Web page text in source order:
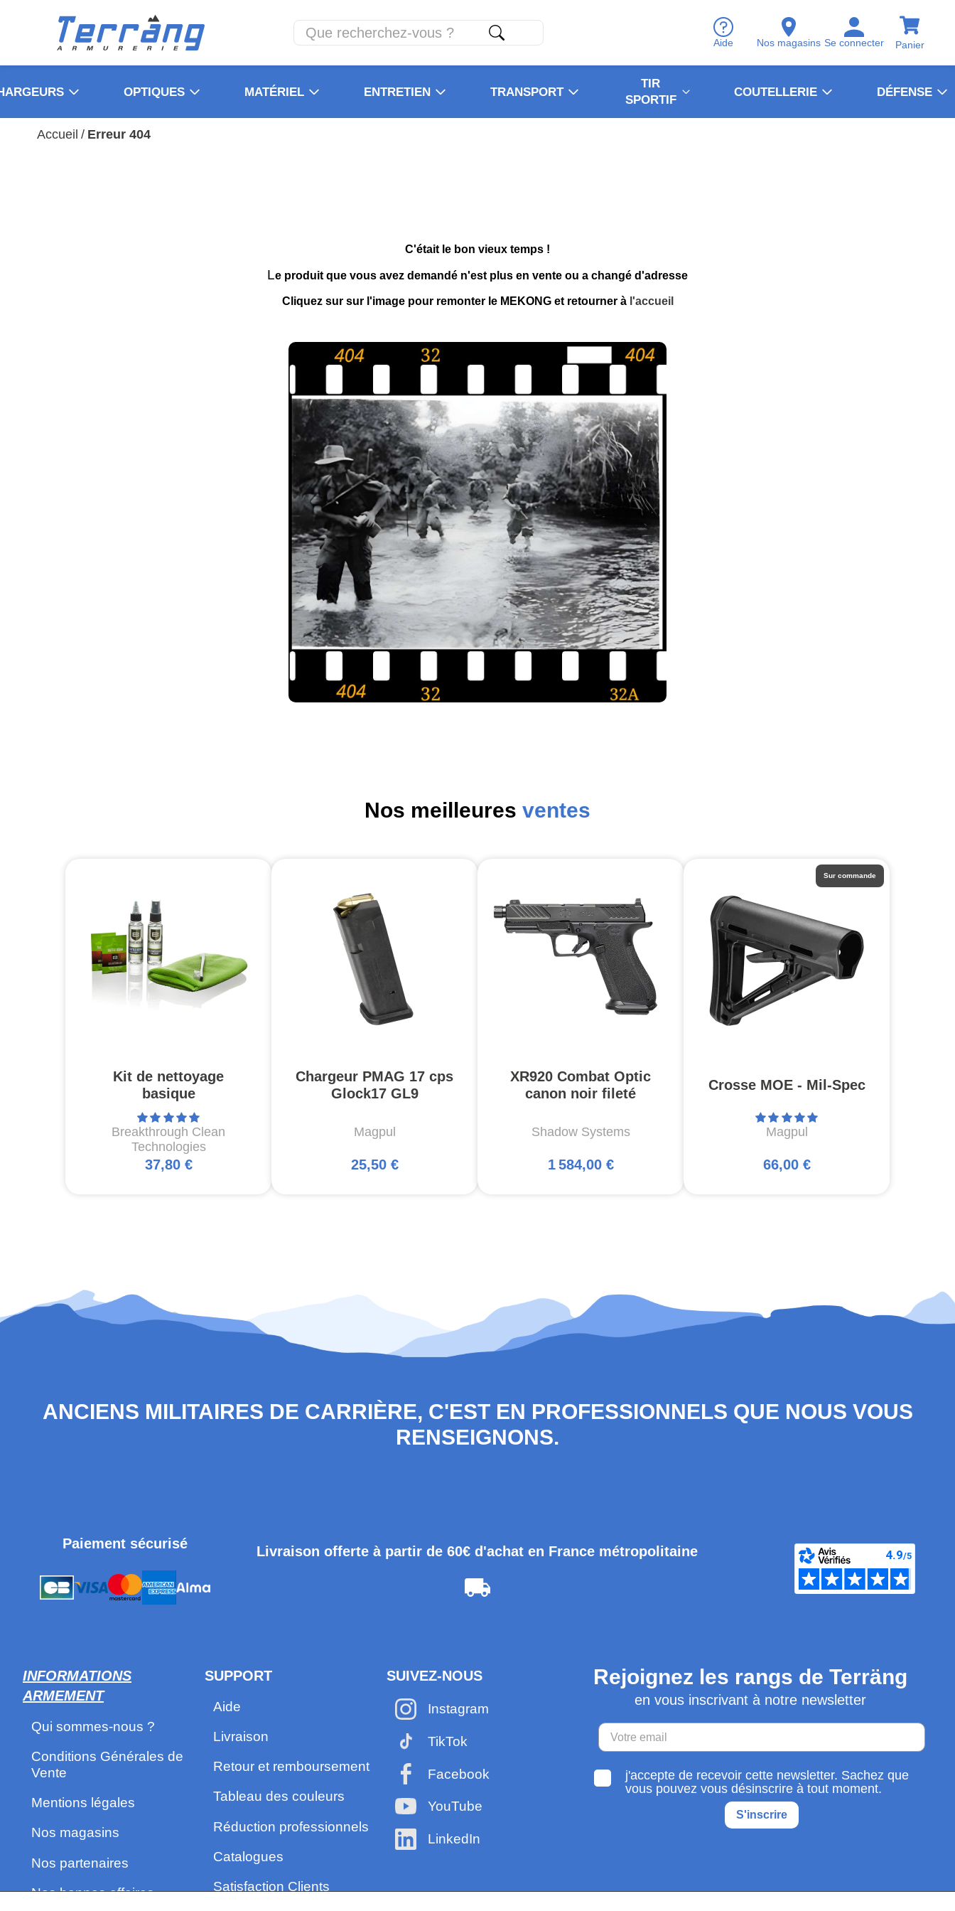
Aide Nos magasins Se connecter Panier
OPTIQUES MATÉRIEL ENTRETIEN TRANSPORT
TIR
SPORTIF
COUTELLERIE DÉFENSE
Accueil / Erreur 404
C'était le bon vieux temps !
Le produit que vous avez demandé n'est plus en vente ou a changé d'adresse
Cliquez sur sur l'image pour remonter le MEKONG et retourner à l'accueil
Nos meilleures ventes
Kit de nettoyage
basique
Breakthrough Clean
Technologies
37,80 €
Chargeur PMAG 17 cps
Glock17 GL9
Magpul
25,50 €
XR920 Combat Optic
canon noir fileté
Shadow Systems
1 584,00 €
Crosse MOE - Mil-Spec
Magpul
66,00 €
Sur commande
ANCIENS MILITAIRES DE CARRIÈRE, C'EST EN PROFESSIONNELS QUE NOUS VOUS
RENSEIGNONS.
Paiement sécurisé Livraison offerte à partir de 60€ d'achat en France métropolitaine
INFORMATIONS
ARMEMENT
Qui sommes-nous ?
Conditions Générales de
Vente
Mentions légales
Nos magasins
Nos partenaires
Nos bonnes affaires
SUPPORT
Aide
Livraison
Retour et remboursement
Tableau des couleurs
Réduction professionnels
Catalogues
Satisfaction Clients
SUIVEZ-NOUS
Instagram
TikTok
Facebook
YouTube
LinkedIn
Rejoignez les rangs de Terräng
en vous inscrivant à notre newsletter
j'accepte de recevoir cette newsletter. Sachez que
vous pouvez vous désinscrire à tout moment.
S'inscrire